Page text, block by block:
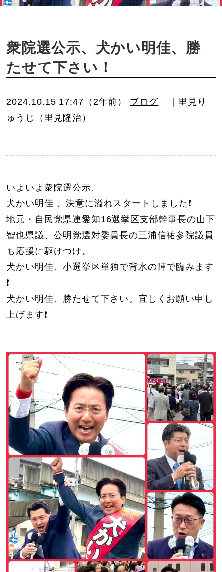
衆院選公示、犬かい明佳、勝
たせて下さい！
2024.10.15 17:47（2年前） ブログ
｜里見り
ゅうじ（里見隆治）
いよいよ衆院選公示。
犬かい明佳 、決意に溢れスタートしました❗️
地元・自民党県連愛知16選挙区支部幹事長の山下
智也県議、公明党選対委員長の三浦信祐参院議員
も応援に駆けつけ。
犬かい明佳、小選挙区単独で背水の陣で臨みます
❗️
犬かい明佳、勝たせて下さい。宜しくお願い申し
上げます❗️